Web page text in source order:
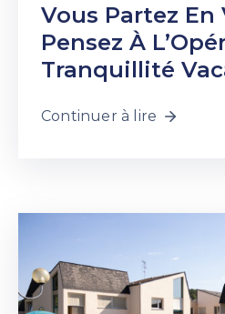
Vous Partez En
Pensez À
Tranquillité
Continuer à lire